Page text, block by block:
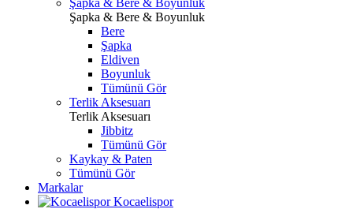
Şapka & Bere & Boyunluk
Şapka & Bere & Boyunluk
Bere
Şapka
Eldiven
Boyunluk
Tümünü Gör
Terlik Aksesuarı
Terlik Aksesuarı
Jibbitz
Tümünü Gör
Kaykay & Paten
Tümünü Gör
Markalar
Kocaelispor